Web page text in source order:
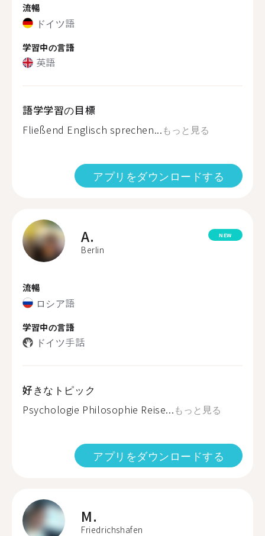
流暢
ドイツ語
学習中の言語
英語
語学学習の目標
Fließend Englisch sprechen...もっと見る
アプリをダウンロードする
A.
Berlin
NEW
流暢
ロシア語
学習中の言語
ドイツ手話
好きなトピック
Psychologie Philosophie Reise...もっと見る
アプリをダウンロードする
M.
Friedrichshafen